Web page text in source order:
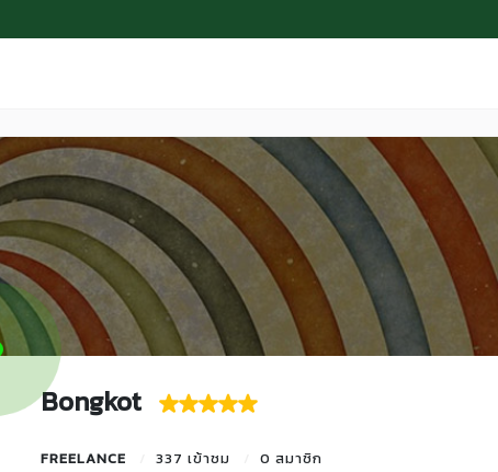
Bongkot
FREELANCE 337 เข้าชม 0 สมาชิก